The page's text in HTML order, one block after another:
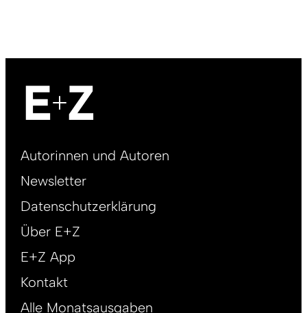
Footer
DE
Autorinnen und Autoren
Newsletter
Datenschutzerklärung
Über E+Z
E+Z App
Kontakt
Alle Monatsausgaben